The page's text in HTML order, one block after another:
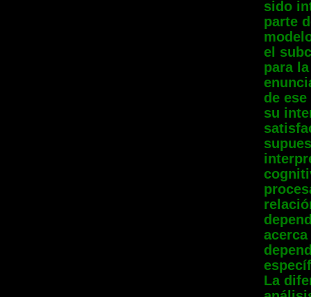
sido
parte
el
para
de
su
La